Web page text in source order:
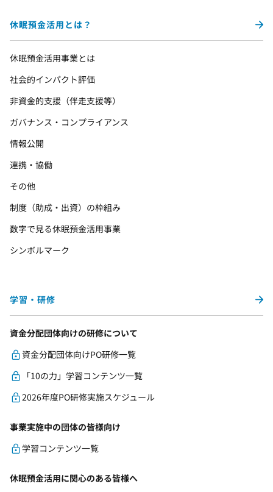
休眠預金活用とは？
休眠預金活用事業とは
社会的インパクト評価
非資金的支援（伴走支援等）
ガバナンス・コンプライアンス
情報公開
連携・協働
その他
制度（助成・出資）の枠組み
数字で見る休眠預金活用事業
シンボルマーク
学習・研修
資金分配団体向けの研修について
資金分配団体向けPO研修一覧
「10の力」学習コンテンツ一覧
2026年度PO研修実施スケジュール
事業実施中の団体の皆様向け
学習コンテンツ一覧
休眠預金活用に関心のある皆様へ